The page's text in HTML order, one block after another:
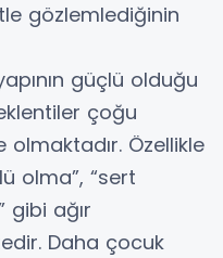
gözlemlediğinin
güçlü olduğu
çoğu
olmaktadır. Özellikle
olma”, “sert
gibi ağır
Daha çocuk